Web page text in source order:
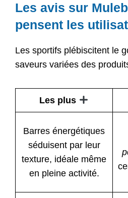
Les avis sur
pensent les
Les sportifs plébiscitent le
saveurs variées des
Les plus
Barres énergétiques
séduisent par leur
texture, idéale même
en pleine activité.